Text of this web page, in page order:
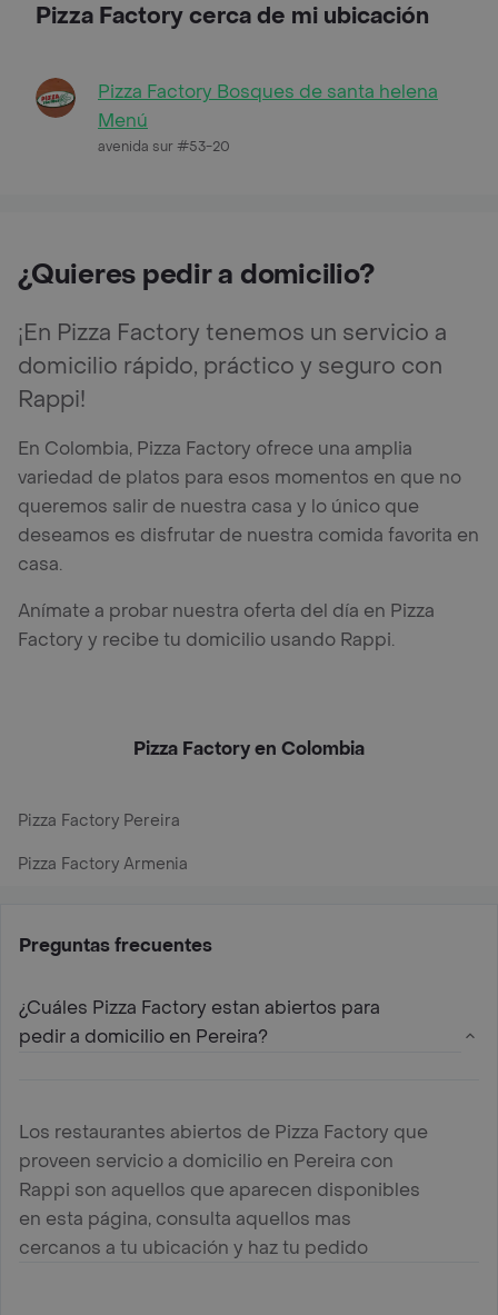
Pizza Factory cerca de mi ubicación
Pizza Factory Bosques de santa helena
Menú
avenida sur #53-20
¿Quieres pedir a domicilio?
¡En Pizza Factory tenemos un servicio a
domicilio rápido, práctico y seguro con
Rappi!
En Colombia, Pizza Factory ofrece una amplia
variedad de platos para esos momentos en que no
queremos salir de nuestra casa y lo único que
deseamos es disfrutar de nuestra comida favorita en
casa.
Anímate a probar nuestra oferta del día en Pizza
Factory y recibe tu domicilio usando Rappi.
Pizza Factory en Colombia
Pizza Factory Pereira
Pizza Factory Armenia
Preguntas frecuentes
¿Cuáles Pizza Factory estan abiertos para
pedir a domicilio en Pereira?
Los restaurantes abiertos de Pizza Factory que
proveen servicio a domicilio en Pereira con
Rappi son aquellos que aparecen disponibles
en esta página, consulta aquellos mas
cercanos a tu ubicación y haz tu pedido